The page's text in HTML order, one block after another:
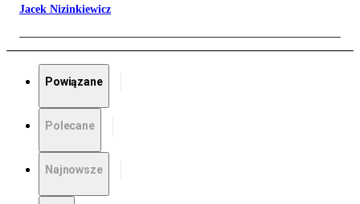
Jacek Nizinkiewicz
Powiązane
Polecane
Najnowsze